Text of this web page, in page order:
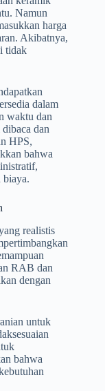
Namun
harga
Akibatnya,
tidak
dalam
waktu dan
dan
HPS,
bahwa
biaya.
realistis
RAB dan
dengan
untuk
bahwa